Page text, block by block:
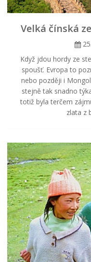
Velká čínská
Když jdou hordy ze
spoušť. Evropa to
nebo později i
stejně tak snadno
totiž byla terčem
zlata z